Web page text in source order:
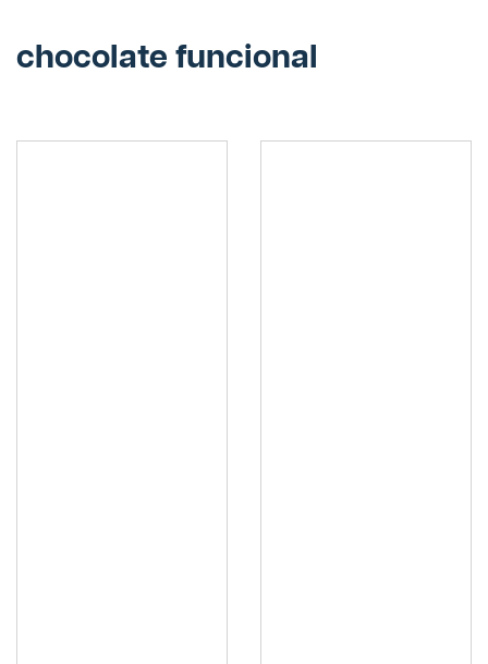
chocolate funcional